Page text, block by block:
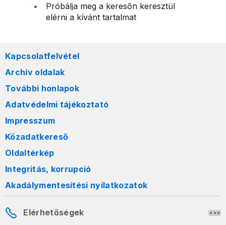
Próbálja meg a keresőn keresztül
elérni a kívánt tartalmat
Kapcsolatfelvétel
Archív oldalak
További honlapok
Adatvédelmi tájékoztató
Impresszum
Közadatkereső
Oldaltérkép
Integritás, korrupció
Akadálymentesítési nyilatkozatok
Elérhetőségek